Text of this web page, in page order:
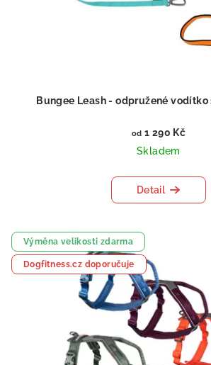
Bungee Leash - odpružené
od 1 290 Kč
Skladem
Detail
Výměna velikosti zdarma
Dogfitness.cz doporučuje